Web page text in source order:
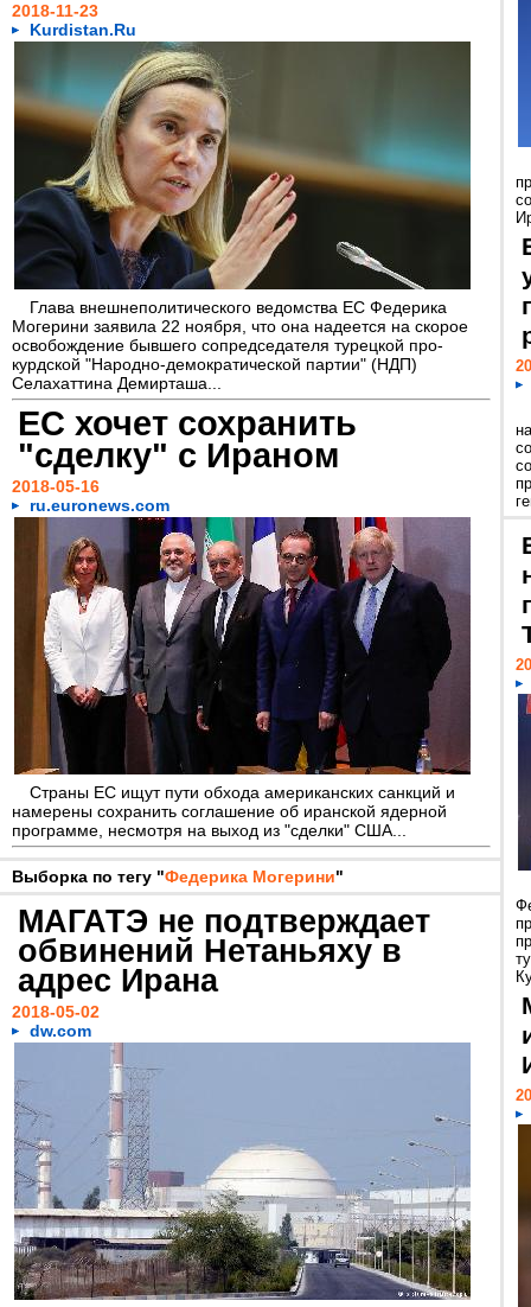
2018-11-23
Kurdistan.Ru
Глава внешнеполитического ведомства ЕС Федерика
Могерини заявила 22 ноября, что она надеется на скорое
освобождение бывшего сопредседателя турецкой про-
курдской "Народно-демократической партии" (НДП)
Селахаттина Демирташа...
ЕС хочет сохранить
"сделку" с Ираном
2018-05-16
ru.euronews.com
Страны ЕС ищут пути обхода американских санкций и
намерены сохранить соглашение об иранской ядерной
программе, несмотря на выход из "сделки" США...
Выборка по тегу "Федерика Могерини"
МАГАТЭ не подтверждает
обвинений Нетаньяху в
адрес Ирана
2018-05-02
dw.com